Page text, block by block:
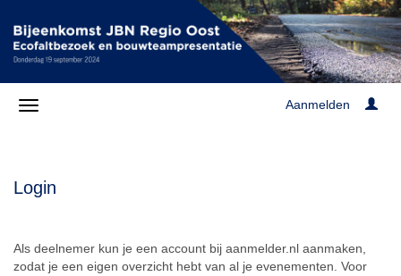
Aanmelden
Login
Als deelnemer kun je een account bij aanmelder.nl aanmaken,
zodat je een eigen overzicht hebt van al je evenementen. Voor